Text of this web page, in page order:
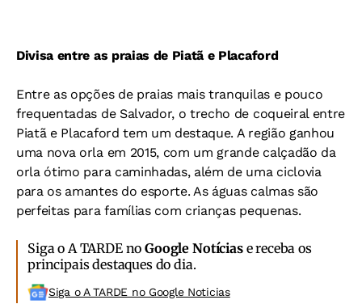
Divisa entre as praias de Piatã e Placaford
Entre as opções de praias mais tranquilas e pouco
frequentadas de Salvador, o trecho de coqueiral entre
Piatã e Placaford tem um destaque. A região ganhou
uma nova orla em 2015, com um grande calçadão da
orla ótimo para caminhadas, além de uma ciclovia
para os amantes do esporte. As águas calmas são
perfeitas para famílias com crianças pequenas.
Siga o A TARDE noGoogle Notíciase receba os
principais destaques do dia.
Siga o A TARDE no Google Noticias